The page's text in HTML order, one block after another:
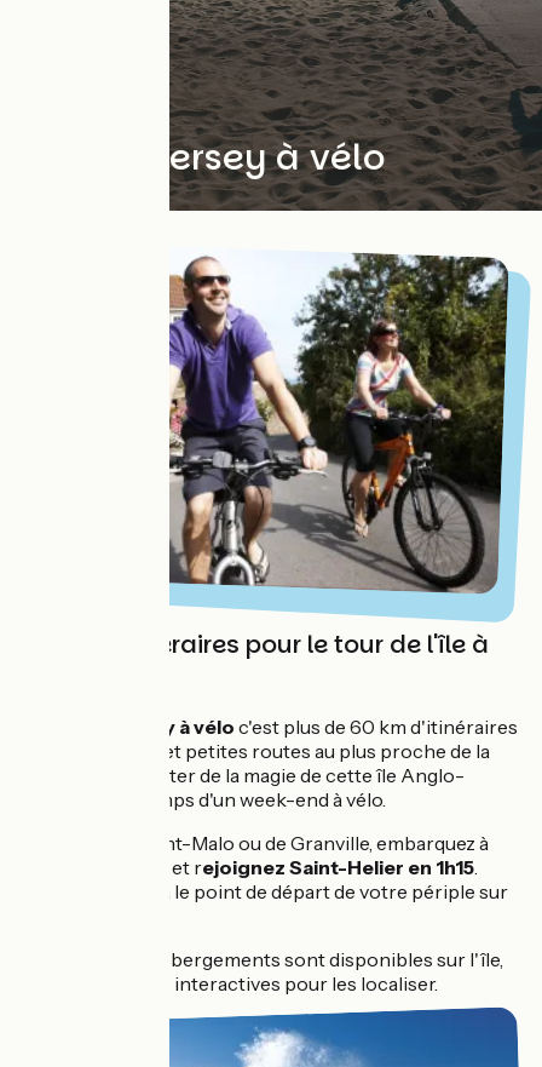
L'île de Jersey à vélo
60 km d'itinéraires pour le tour de l'île à
Jersey à vélo c'est plus de 60 km d'itinéraires
sur voies vertes et petites routes au plus proche de la
côte. Venez profiter de la magie de cette île Anglo-
Normande le temps d'un week-end à vélo.
Au départ de Saint-Malo ou de Granville, embarquez à
bord d'un bateau et rejoignez Saint-Helier en 1h15.
Saint-Helier sera le point de départ de votre périple sur
De nombreux hébergements sont disponibles sur l'île,
utilisez les cartes interactives pour les localiser.